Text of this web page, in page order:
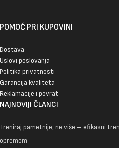
POMOĆ PRI KUPOVINI
Dostava
Uslovi poslovanja
Politika privatnosti
Garancija kvaliteta
Reklamacije i povrat
NAJNOVIJI ČLANCI
Treniraj pametnije, ne više – efikasni
opremom